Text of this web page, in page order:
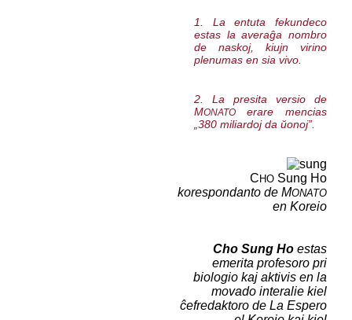
1. La entuta fekundeco
estas la averaĝa nombro
de naskoj, kiujn virino
plenumas en sia vivo.
2. La presita versio de
MONATO
erare mencias
„380 miliardoj da ŭonoj”.
CHOSung Ho
korespondanto de MONATO
en Koreio
Cho Sung Hoestas
emerita profesoro pri
biologio kaj aktivis en la
movado interalie kiel
ĉefredaktoro de La Espero